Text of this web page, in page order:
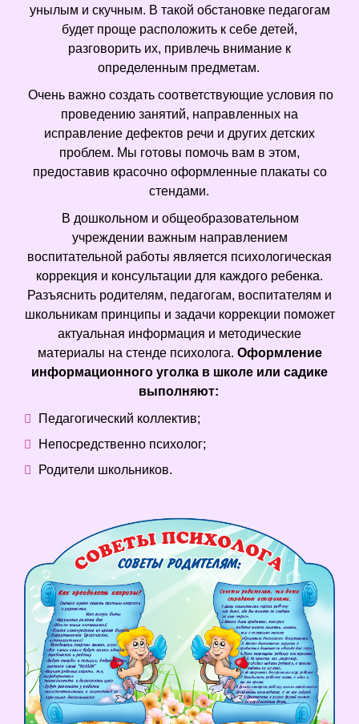
унылым и скучным. В такой обстановке педагогам
будет проще расположить к себе детей,
разговорить их, привлечь внимание к
определенным предметам.
Очень важно создать соответствующие условия по
проведению занятий, направленных на
исправление дефектов речи и других детских
проблем. Мы готовы помочь вам в этом,
предоставив красочно оформленные плакаты со
стендами.
В дошкольном и общеобразовательном
учреждении важным направлением
воспитательной работы является психологическая
коррекция и консультации для каждого ребенка.
Разъяснить родителям, педагогам, воспитателям и
школьникам принципы и задачи коррекции поможет
актуальная информация и методические
материалы на стенде психолога. Оформление
информационного уголка в школе или садике
выполняют:
Педагогический коллектив;
Непосредственно психолог;
Родители школьников.